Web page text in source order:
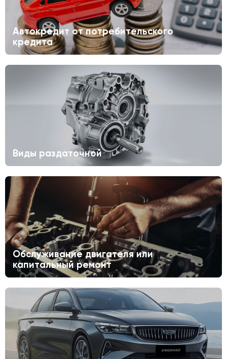
Автокредит от потребительского
кредита
Виды раздаточной
Обслуживание двигателя или
капитальный ремонт